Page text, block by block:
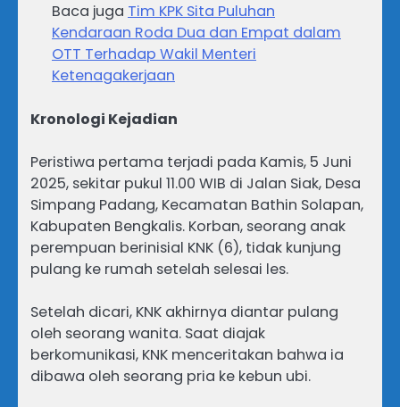
Baca juga Tim KPK Sita Puluhan
Kendaraan Roda Dua dan Empat dalam
OTT Terhadap Wakil Menteri
Ketenagakerjaan
Kronologi Kejadian
Peristiwa pertama terjadi pada Kamis, 5 Juni
2025, sekitar pukul 11.00 WIB di Jalan Siak, Desa
Simpang Padang, Kecamatan Bathin Solapan,
Kabupaten Bengkalis. Korban, seorang anak
perempuan berinisial KNK (6), tidak kunjung
pulang ke rumah setelah selesai les.
Setelah dicari, KNK akhirnya diantar pulang
oleh seorang wanita. Saat diajak
berkomunikasi, KNK menceritakan bahwa ia
dibawa oleh seorang pria ke kebun ubi.